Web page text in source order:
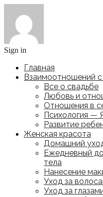
Sign in
Главная
Взаимоотношений
Все о свадьбе
Любовь и
Отношения в
Психология —
Развитие
Женская красота
Домашний
Ежедневный
тела
Нанесение
Уход за
Уход за